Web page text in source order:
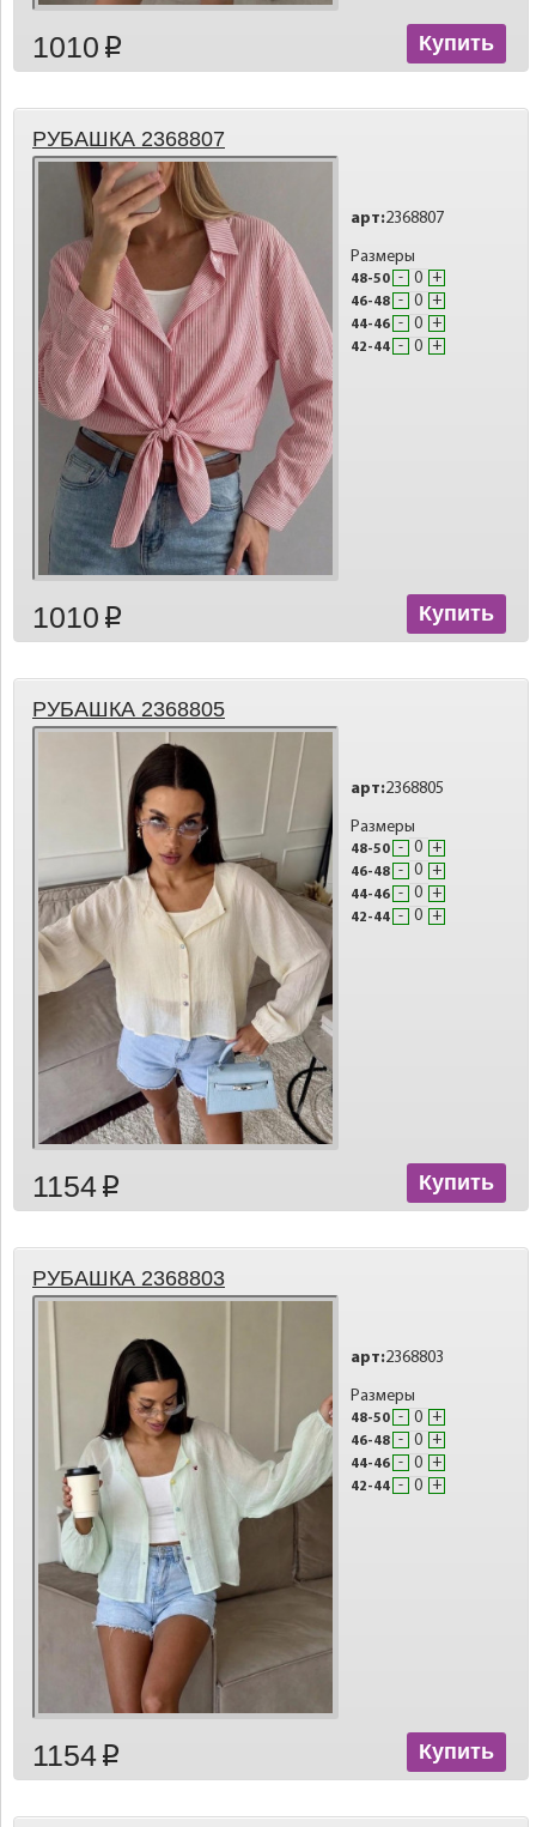
1010 p Купить
РУБАШКА 2368807
арт:2368807
Размеры
48-50 - +
46-48 - +
44-46 - +
42-44 - +
1010 p Купить
РУБАШКА 2368805
арт:2368805
Размеры
48-50 - +
46-48 - +
44-46 - +
42-44 - +
1154 p Купить
РУБАШКА 2368803
арт:2368803
Размеры
48-50 - +
46-48 - +
44-46 - +
42-44 - +
1154 p Купить